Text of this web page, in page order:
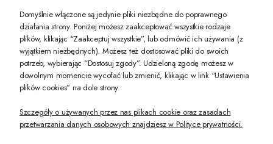
Twoje dane będą przetwarzane zgodnie z nasząpolityką prywatności
POKAŻ PEŁNĄ WERSJĘ STRONY
Domyślnie włączone są jedynie pliki niezbędne do poprawnego
działania strony. Poniżej możesz zaakceptować wszystkie rodzaje
plików, klikając “Zaakceptuj wszystkie”, lub odmówić ich używania (z
wyjątkiem niezbędnych). Możesz też dostosować pliki do swoich
potrzeb, wybierając “Dostosuj zgody”. Udzieloną zgodę możesz w
dowolnym momencie wycofać lub zmienić, klikając w link “Ustawienia
plików cookies” na dole strony.
Szczegóły o używanych przez nas plikach cookie oraz zasadach
przetwarzania danych osobowych znajdziesz w Polityce prywatności.